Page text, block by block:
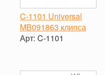
C-1101 Universal
MB091863 клипса
Арт: C-1101